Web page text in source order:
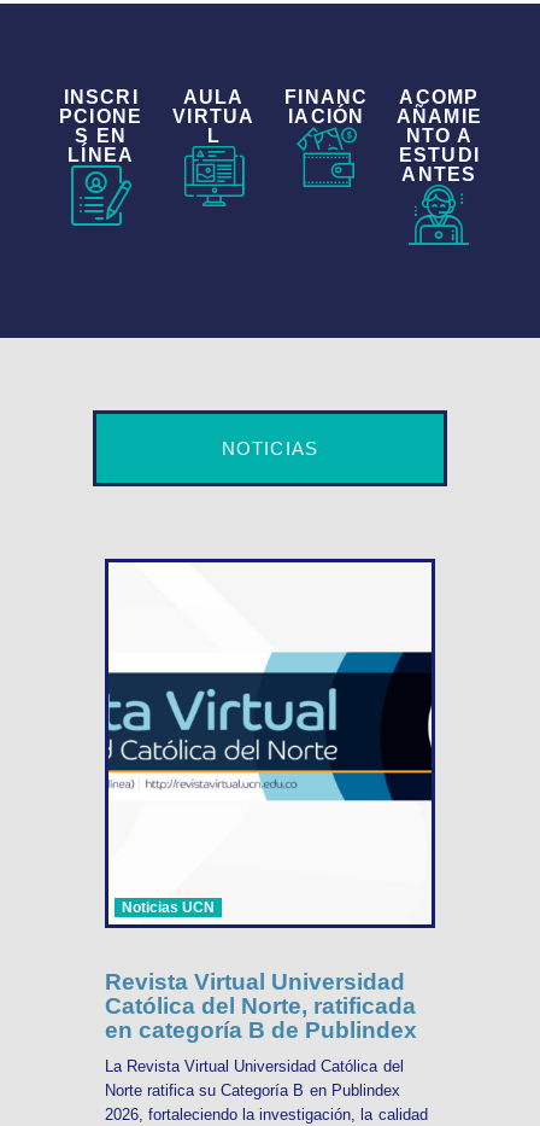
INSCRI
PCIONE
S EN
LÍNEA
AULA
VIRTUA
L
FINANC
IACIÓN
ACOMP
AÑAMIE
NTO A
ESTUDI
ANTES
NOTICIAS
Noticias UCN
Revista Virtual Universidad
Católica del Norte, ratificada
en categoría B de Publindex
La Revista Virtual Universidad Católica del
Norte ratifica su Categoría B en Publindex
2026, fortaleciendo la investigación, la calidad